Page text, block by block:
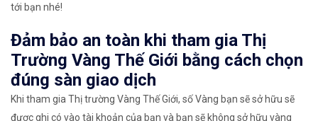
tới bạn nhé!
Đảm bảo an toàn khi tham gia Thị
Trường Vàng Thế Giới bằng cách chọn
đúng sàn giao dịch
Khi tham gia Thị trường Vàng Thế Giới, số Vàng bạn sẽ sở hữu sẽ
được ghi có vào tài khoản của bạn và bạn sẽ không sở hữu vàng